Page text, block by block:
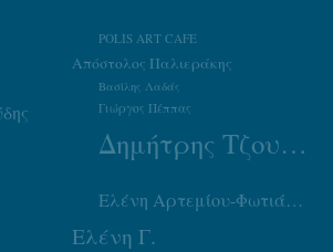
POLIS ART CAFE
Απόστολος Παλιεράκης
Βασίλης Λαδάς
Γιώργος Πέππας
Δημήτρης Τζουμάκας
Ελένη Αρτεμίου-Φωτιάδου
Ελένη Γ.